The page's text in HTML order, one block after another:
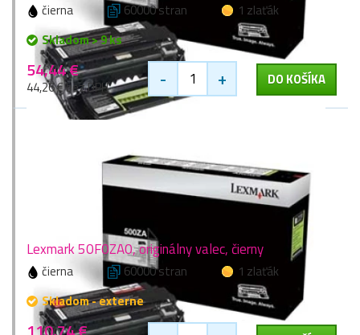
čierna 60000 stran
1 zlaťák
Skladom > 9 ks
54,44 €
44,26 € bez DPH - + DO KOŠÍKA
Lexmark 50F0ZA0, originálny valec, čierny
čierna 60000 stran
1 zlaťák
Skladom - externe